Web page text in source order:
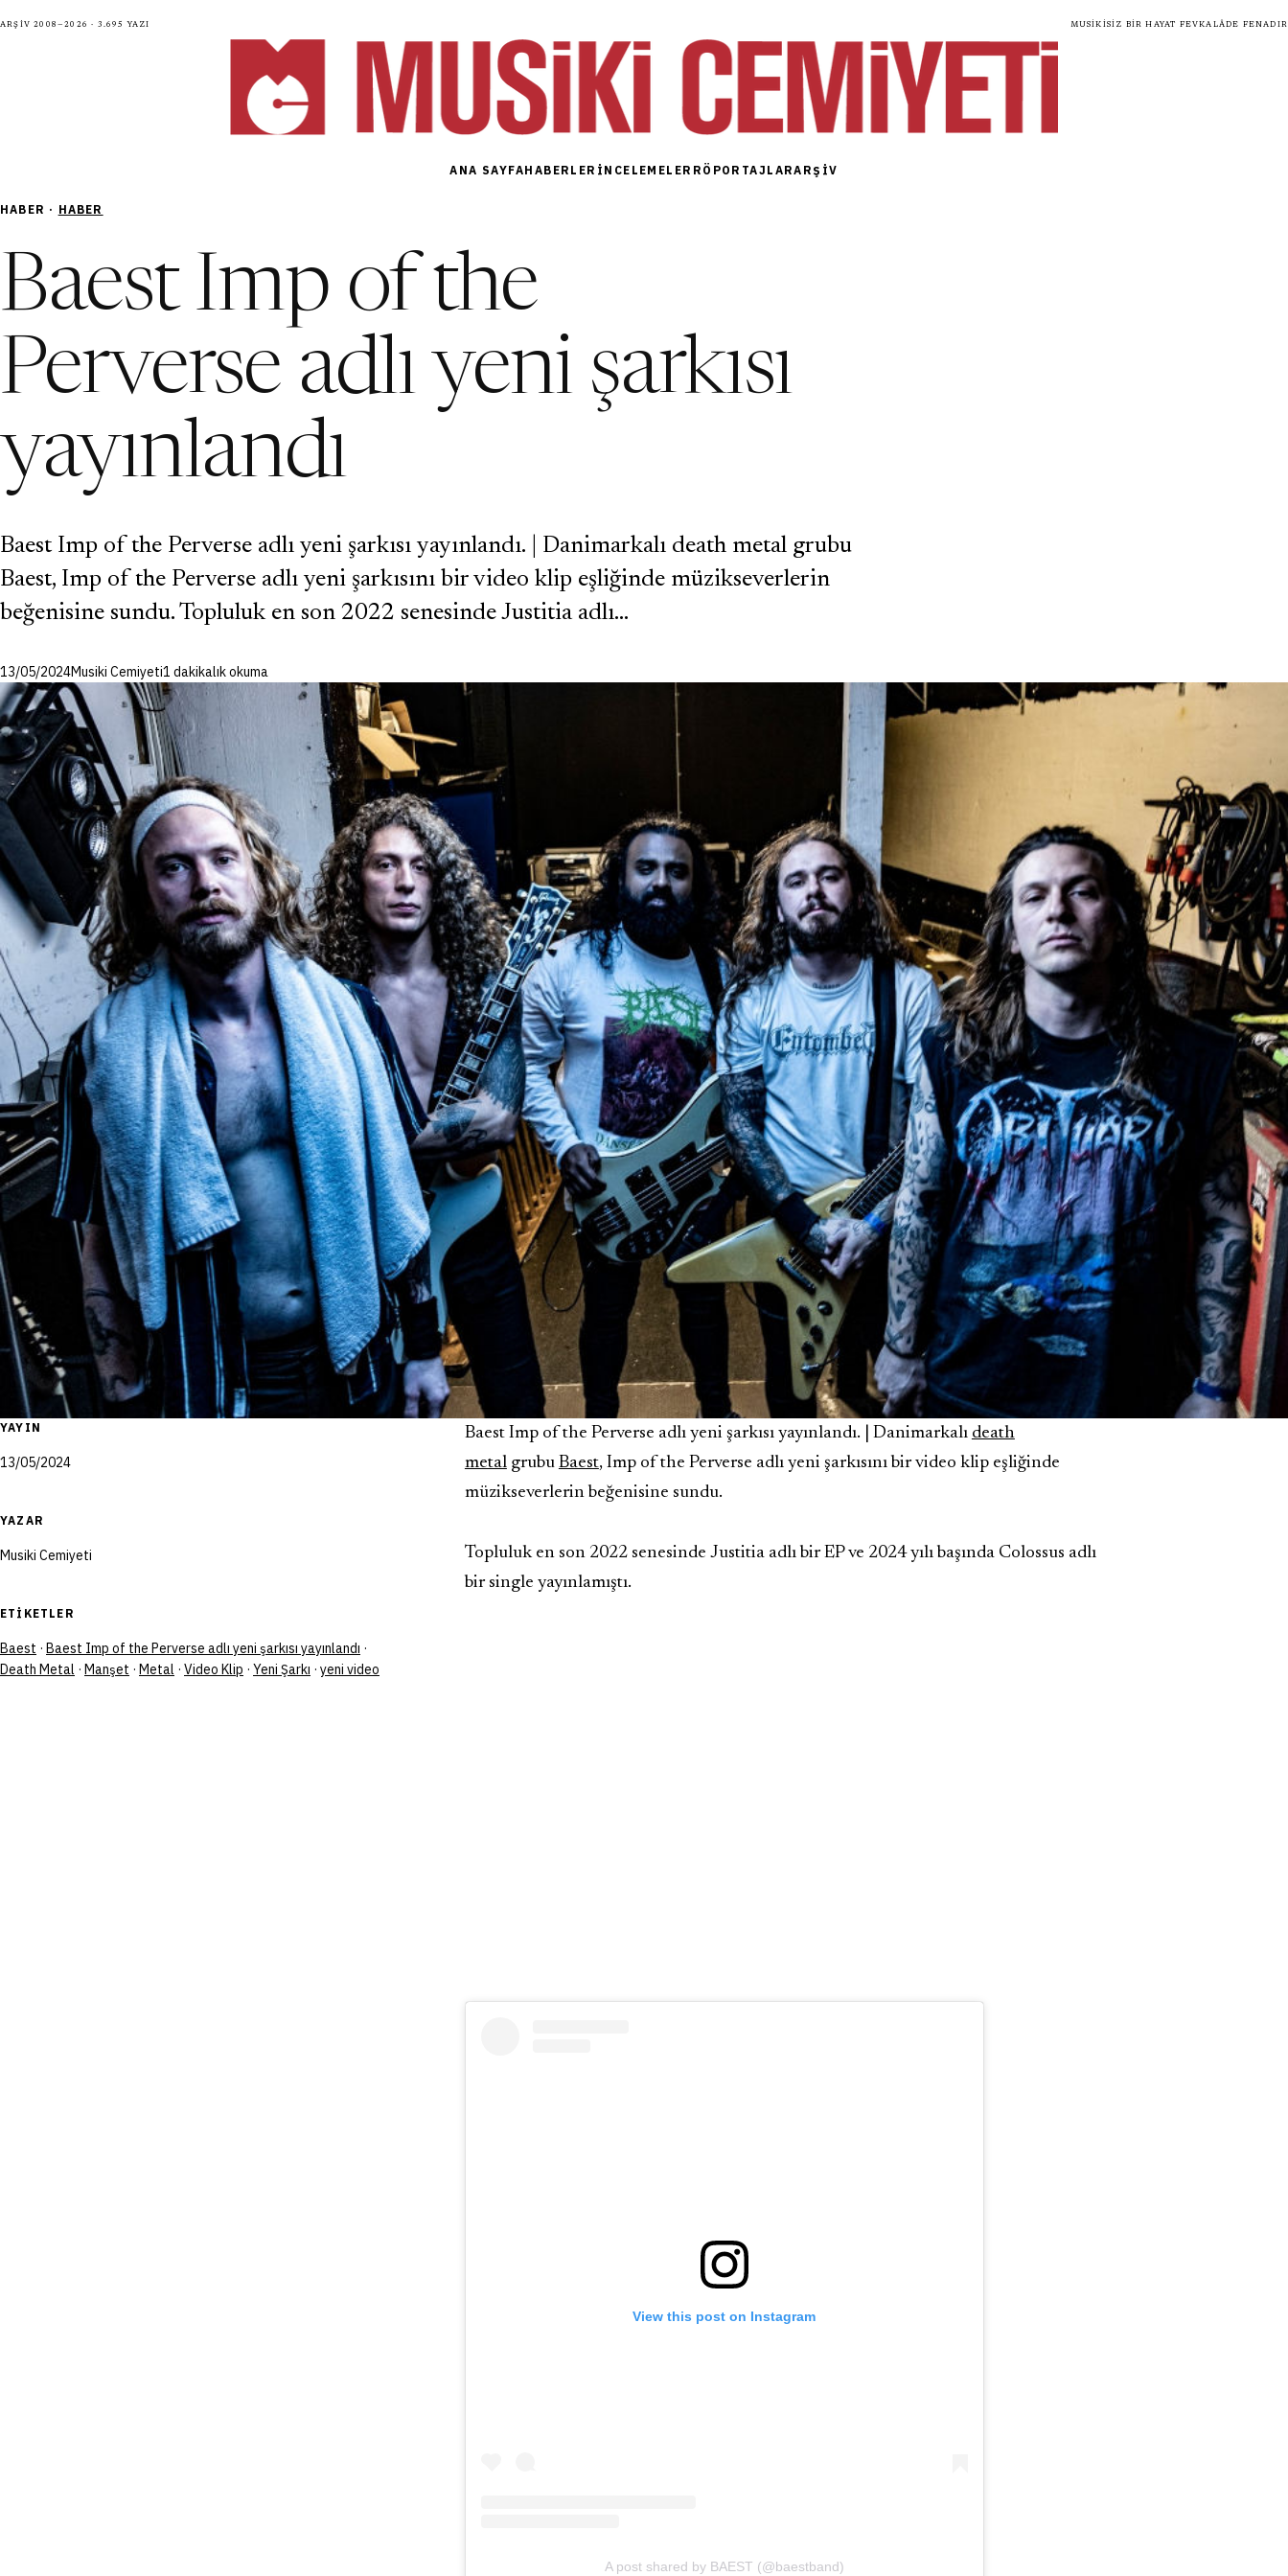
Arşiv 2008—2026 · 3.695 yazı Musikisiz bir hayat fevkalâde fenadır
ANA SAYFAHABERLER İNCELEMELER RÖPORTAJLARARŞIV
HABER · HABER
Baest Imp of the
Perverse adlı yeni şarkısı
yayınlandı
Baest Imp of the Perverse adlı yeni şarkısı yayınlandı. | Danimarkalı death metal grubu
Baest, Imp of the Perverse adlı yeni şarkısını bir video klip eşliğinde müzikseverlerin
beğenisine sundu. Topluluk en son 2022 senesinde Justitia adlı…
13/05/2024Musiki Cemiyeti1 dakikalık okuma
YAYIN
13/05/2024
YAZAR
Musiki Cemiyeti
ETIKETLER
Baest · Baest Imp of the Perverse adlı yeni şarkısı yayınlandı ·
Death Metal · Manşet · Metal · Video Klip · Yeni Şarkı · yeni video
Baest Imp of the Perverse adlı yeni şarkısı yayınlandı. | Danimarkalı death
metalgrubu Baest, Imp of the Perverse adlı yeni şarkısını bir video klip eşliğinde
müzikseverlerin beğenisine sundu.
Topluluk en son 2022 senesinde Justitia adlı bir EP ve 2024 yılı başında Colossus adlı
bir single yayınlamıştı.
View this post on Instagram
A post shared by BAEST (@baestband)